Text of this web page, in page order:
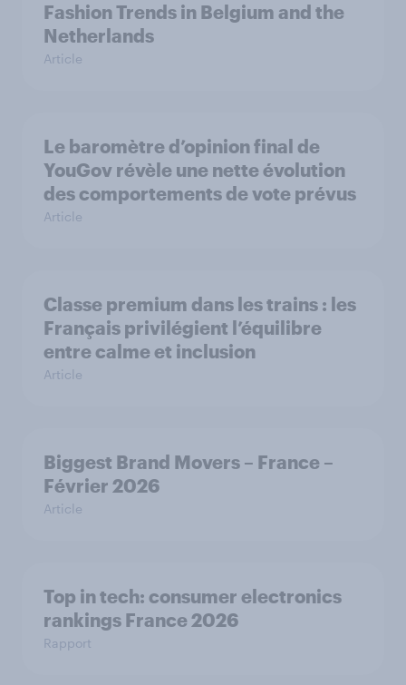
Fashion Trends in Belgium and the
Netherlands
Article
Le baromètre d’opinion final de
YouGov révèle une nette évolution
des comportements de vote prévus
Article
Classe premium dans les trains : les
Français privilégient l’équilibre
entre calme et inclusion
Article
Biggest Brand Movers – France –
Février 2026
Article
Top in tech: consumer electronics
rankings France 2026
Rapport